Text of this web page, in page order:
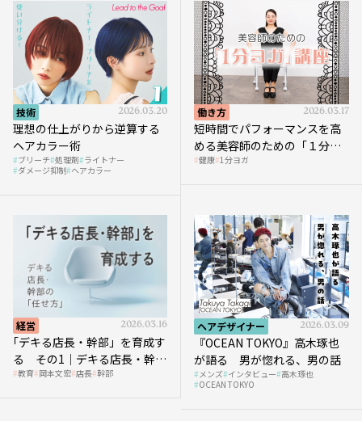
技術 2026.03.20
理想の仕上がりから逆算する
ヘアカラー術
ブリーチ 処理剤 ライトナー
ダメージ抑制 ヘアカラー
働き方 2026.03.17
短時間でパフォーマンスを高
める美容師のための「１分ヨ
ガ」講座｜実践編
健康 1分ヨガ
経営 2026.03.16
｢デキる店長・幹部」を育成す
る その1｜デキる店長・幹部
の「任せ方」
教育 岡本文宏 店長 幹部
ヘアデザイナー 2026.03.09
『OCEAN TOKYO』高木琢也
が語る 男が惚れる、男の話
メンズ インタビュー 高木琢也
OCEAN TOKYO